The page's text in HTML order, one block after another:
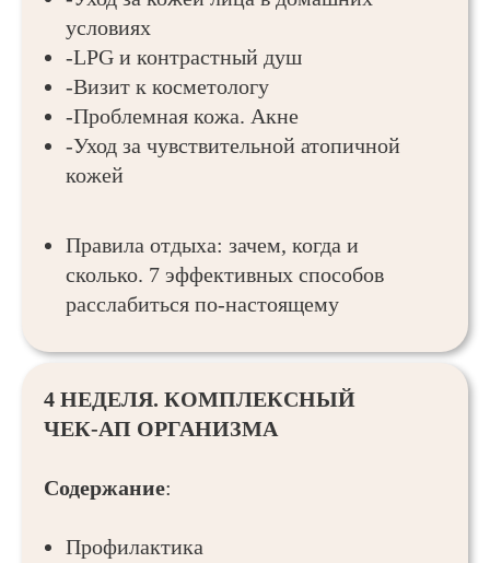
условиях
-LPG и контрастный душ
-Визит к косметологу
-Проблемная кожа. Акне
-Уход за чувствительной атопичной
кожей
Правила отдыха: зачем, когда и
сколько. 7 эффективных способов
расслабиться по-настоящему
4 НЕДЕЛЯ. КОМПЛЕКСНЫЙ
ЧЕК-АП ОРГАНИЗМА
Содержание:
Профилактика